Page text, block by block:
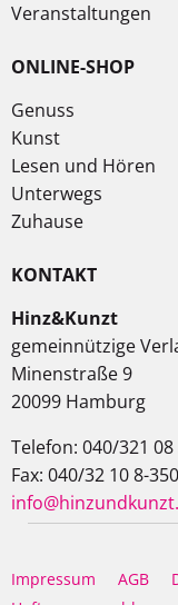
Veranstaltungen
ONLINE-SHOP
Genuss
Kunst
Lesen und Hören
Unterwegs
Zuhause
KONTAKT
Hinz&Kunzt
gemeinnützige
Minenstraße 9
20099 Hamburg
Telefon: 040/321 08
Fax: 040/32 10 8-350
Impressum AGB